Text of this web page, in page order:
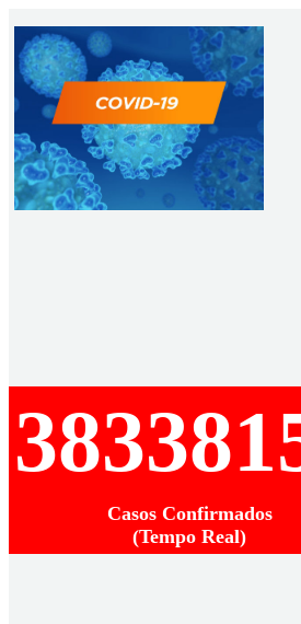
Casos Confirmados
(Tempo Real)